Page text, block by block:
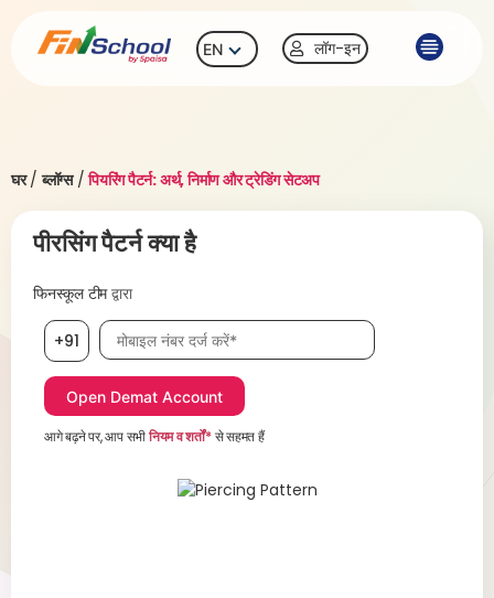
EN लॉग-इन
घर/ब्लॉग्स/पियरिंग पैटर्न: अर्थ, निर्माण और ट्रेडिंग सेटअप
पीरसिंग पैटर्न क्या है
फिनस्कूल टीमद्वारा
+91 मोबाइल नंबर आवश्यक है
आगे बढ़ने पर, आप सभीनियम व शर्तों*से सहमत हैं